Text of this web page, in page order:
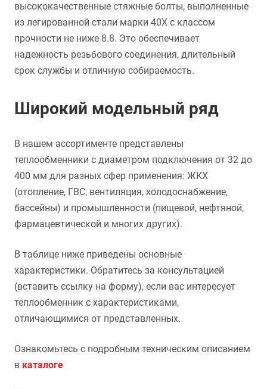
высококачественные стяжные болты, выполненные
из легированной стали марки 40Х с классом
прочности не ниже 8.8. Это обеспечивает
надежность резьбового соединения, длительный
срок службы и отличную собираемость.
Широкий модельный ряд
В нашем ассортименте представлены
теплообменники с диаметром подключения от 32 до
400 мм для разных сфер применения: ЖКХ
(отопление, ГВС, вентиляция, холодоснабжение,
бассейны) и промышленности (пищевой, нефтяной,
фармацевтической и многих других).
В таблице ниже приведены основные
характеристики. Обратитесь за консультацией
(вставить ссылку на форму), если вас интересует
теплообменник с характеристиками,
отличающимися от представленных.
Ознакомьтесь с подробным техническим описанием
в каталоге